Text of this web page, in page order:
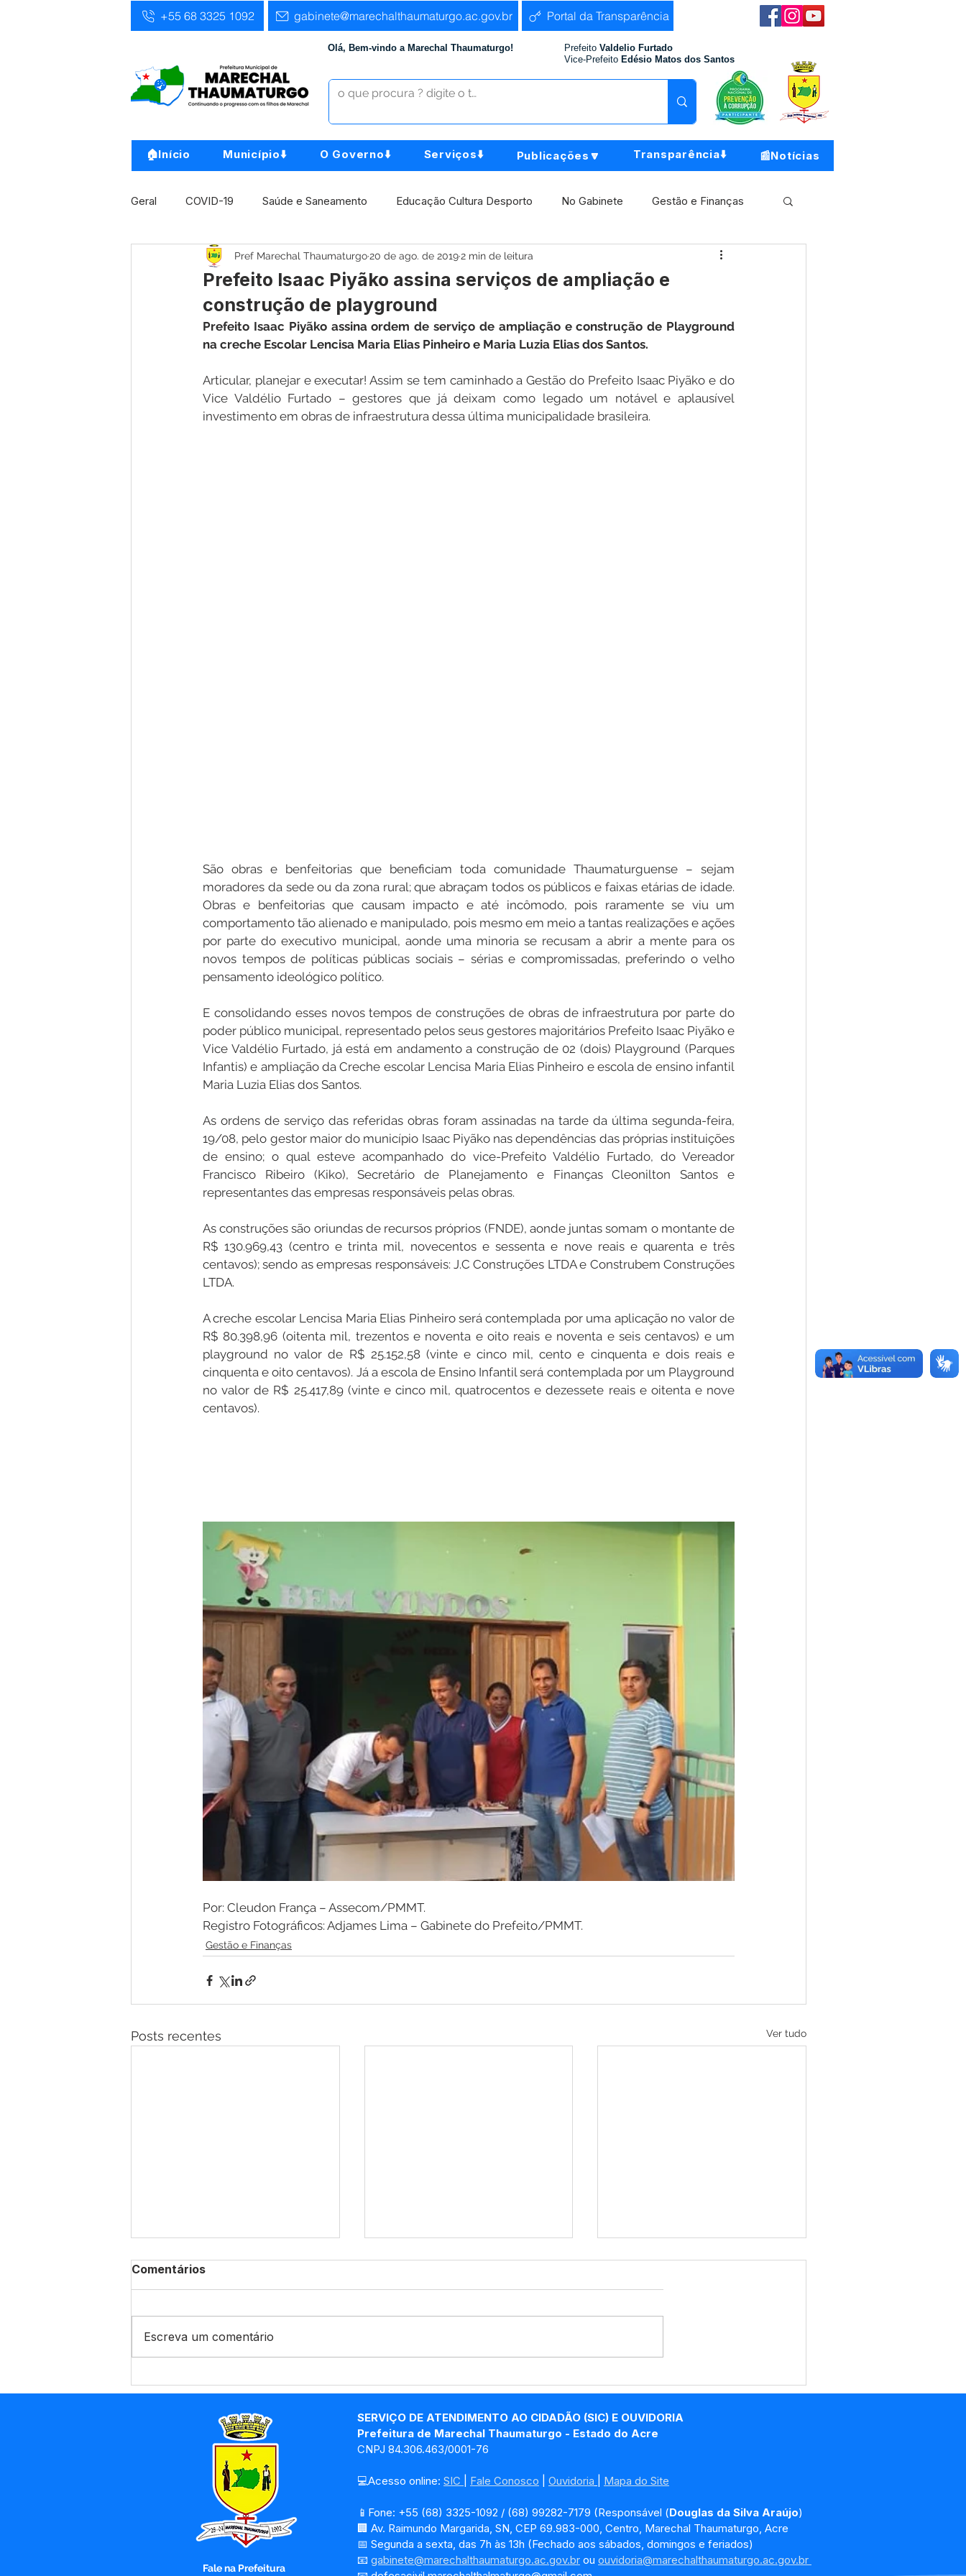
+55 68 3325 1092 gabinete@marechalthaumaturgo.ac.gov.br Portal da Transparência
Olá, Bem-vindo a Marechal Thaumaturgo! Prefeito Valdelio Furtado
Vice-Prefeito Edésio Matos dos Santos
🏠Início Município⬇️ O Governo⬇️ Serviços⬇️ Publicações🔽 Transparência⬇️ 📰Notícias
Geral COVID-19 Saúde e Saneamento Educação Cultura Desporto No Gabinete Gestão e Finanças
Infra, Obra e Transporte Assistência Social Comunidade Agricultura e Produção Meio Ambiente
Concursos Comunicado Institucional e Governo
Nota de Pesar Campanhas Datas Comemorativas Dengue Vacinômetro Convênios e Parcerias
Prefeito Isaac Piyãko assina serviços de ampliação e
construção de playground
Pref Marechal Thaumaturgo20 de ago. de 20192 min de leitura
Prefeito Isaac Piyãko assina ordem de serviço de ampliação e construção de Playground
na creche Escolar Lencisa Maria Elias Pinheiro e Maria Luzia Elias dos Santos.
Articular, planejar e executar! Assim se tem caminhado a Gestão do Prefeito Isaac Piyãko e do
Vice Valdélio Furtado – gestores que já deixam como legado um notável e aplausível
investimento em obras de infraestrutura dessa última municipalidade brasileira.
São obras e benfeitorias que beneficiam toda comunidade Thaumaturguense – sejam
moradores da sede ou da zona rural; que abraçam todos os públicos e faixas etárias de idade.
Obras e benfeitorias que causam impacto e até incômodo, pois raramente se viu um
comportamento tão alienado e manipulado, pois mesmo em meio a tantas realizações e ações
por parte do executivo municipal, aonde uma minoria se recusam a abrir a mente para os
novos tempos de políticas públicas sociais – sérias e compromissadas, preferindo o velho
pensamento ideológico político.
E consolidando esses novos tempos de construções de obras de infraestrutura por parte do
poder público municipal, representado pelos seus gestores majoritários Prefeito Isaac Piyãko e
Vice Valdélio Furtado, já está em andamento a construção de 02 (dois) Playground (Parques
Infantis) e ampliação da Creche escolar Lencisa Maria Elias Pinheiro e escola de ensino infantil
Maria Luzia Elias dos Santos.
As ordens de serviço das referidas obras foram assinadas na tarde da última segunda-feira,
19/08, pelo gestor maior do município Isaac Piyãko nas dependências das próprias instituições
de ensino; o qual esteve acompanhado do vice-Prefeito Valdélio Furtado, do Vereador
Francisco Ribeiro (Kiko), Secretário de Planejamento e Finanças Cleonilton Santos e
representantes das empresas responsáveis pelas obras.
As construções são oriundas de recursos próprios (FNDE), aonde juntas somam o montante de
R$ 130.969,43 (centro e trinta mil, novecentos e sessenta e nove reais e quarenta e três
centavos); sendo as empresas responsáveis: J.C Construções LTDA e Construbem Construções
LTDA.
A creche escolar Lencisa Maria Elias Pinheiro será contemplada por uma aplicação no valor de
R$ 80.398,96 (oitenta mil, trezentos e noventa e oito reais e noventa e seis centavos) e um
playground no valor de R$ 25.152,58 (vinte e cinco mil, cento e cinquenta e dois reais e
cinquenta e oito centavos). Já a escola de Ensino Infantil será contemplada por um Playground
no valor de R$ 25.417,89 (vinte e cinco mil, quatrocentos e dezessete reais e oitenta e nove
centavos).
Por: Cleudon França – Assecom/PMMT.
Registro Fotográficos: Adjames Lima – Gabinete do Prefeito/PMMT.
Gestão e Finanças
Posts recentes Ver tudo
Nota Fiscal avança, mas
sistemas locais
permanecem ativos para
usuários Betha e e-Nota
atinge 84,8% em
Selo Prata com gestão
eficiente
Administração: Marechal
em Gestão Fiscal no Acre
Comentários
Escreva um comentário
Fale na Prefeitura
SERVIÇO DE ATENDIMENTO AO CIDADÃO (SIC) E OUVIDORIA
Prefeitura de Marechal Thaumaturgo - Estado do Acre
CNPJ 84.306.463/0001-76
💻Acesso online: SIC Fale Conosco Ouvidoria Mapa do Site
📱Fone: +55 (68) 3325-1092 / (68) 99282-7179 (Responsável (Douglas da Silva Araújo)
🏢 Av. Raimundo Margarida, SN, CEP 69.983-000, Centro, Marechal Thaumaturgo, Acre
📅 Segunda a sexta, das 7h às 13h (Fechado aos sábados, domingos e feriados)
📧 gabinete@marechalthaumaturgo.ac.gov.br ou ouvidoria@marechalthaumaturgo.ac.gov.br